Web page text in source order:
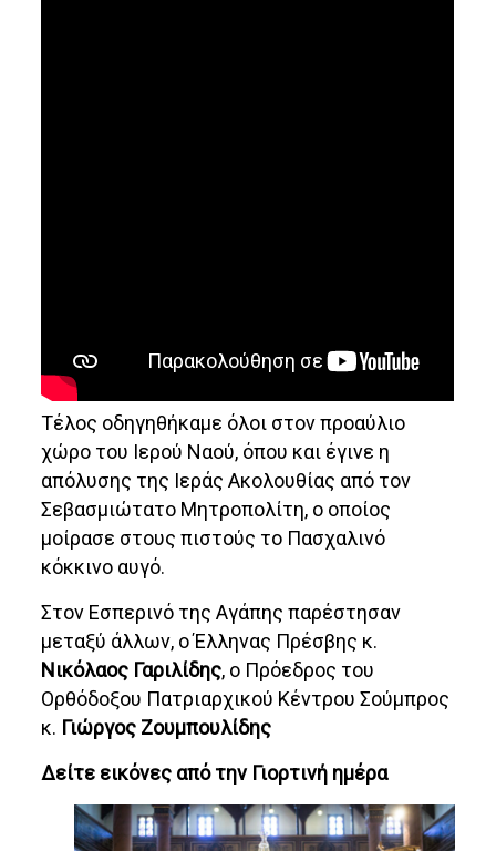
Τέλος οδηγηθήκαμε όλοι στον προαύλιο
χώρο του Ιερού Ναού, όπου και έγινε η
απόλυσης της Ιεράς Ακολουθίας από τον
Σεβασμιώτατο Μητροπολίτη, ο οποίος
μοίρασε στους πιστούς το Πασχαλινό
κόκκινο αυγό.
Στον Εσπερινό της Αγάπης παρέστησαν
μεταξύ άλλων, ο Έλληνας Πρέσβης κ.
Νικόλαος Γαριλίδης, ο Πρόεδρος του
Ορθόδοξου Πατριαρχικού Κέντρου Σούμπρος
κ. Γιώργος Ζουμπουλίδης
Δείτε εικόνες από την Γιορτινή ημέρα